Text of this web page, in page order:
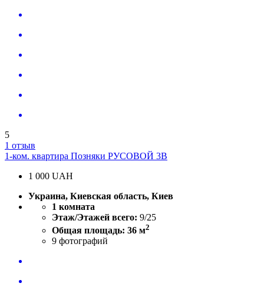
5
1 отзыв
1-ком. квартира Позняки РУСОВОЙ 3В
1 000 UAH
Украина, Киевская область, Киев
1 комната
Этаж/Этажей всего: 9/25
Общая площадь: 36 м2
9 фотографий